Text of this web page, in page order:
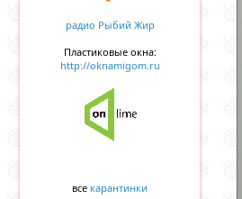
радио Рыбий Жир
Пластиковые окна:
http://oknamigom.ru
все карантинки